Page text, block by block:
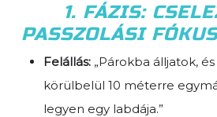
1. FÁZIS:
PASSZOLÁSI
Felállás: „Párokba álljatok,
körülbelül 10 méterre
legyen egy labdája.”